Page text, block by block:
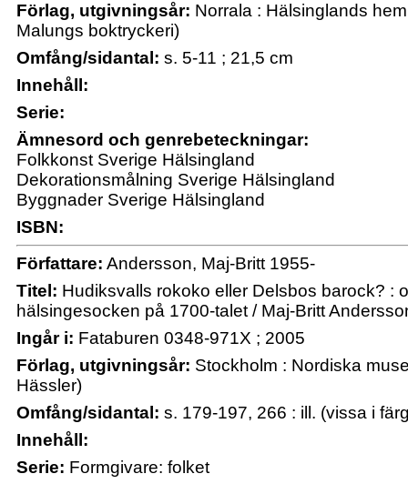
Förlag, utgivningsår: Norrala : Hälsinglands
Malungs boktryckeri)
Omfång/sidantal: s. 5-11 ; 21,5 cm
Innehåll:
Serie:
Ämnesord och genrebeteckningar:
Folkkonst Sverige Hälsingland
Dekorationsmålning Sverige Hälsingland
Byggnader Sverige Hälsingland
ISBN:
Författare: Andersson, Maj-Britt 1955-
Titel: Hudiksvalls rokoko eller Delsbos barock? :
hälsingesocken på 1700-talet / Maj-Britt
Ingår i: Fataburen 0348-971X ; 2005
Förlag, utgivningsår: Stockholm : Nordiska
Hässler)
Omfång/sidantal: s. 179-197, 266 : ill. (vissa i
Innehåll:
Serie: Formgivare: folket